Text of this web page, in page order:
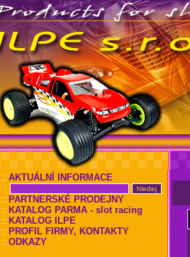
:: AKTUÁLNÍ INFORMACE
:: PARTNERSKÉ PRODEJNY
:: KATALOG PARMA - slot racing
:: KATALOG ILPE
:: PROFIL FIRMY, KONTAKTY
:: ODKAZY